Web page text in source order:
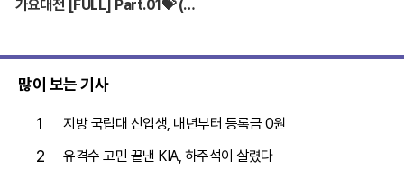
가요대전 [FULL] Part.01💝 (BI
많이 보는 기사
1 지방 국립대 신입생, 내년부터 등록금 0원
2 유격수 고민 끝낸 KIA, 하주석이 살렸다